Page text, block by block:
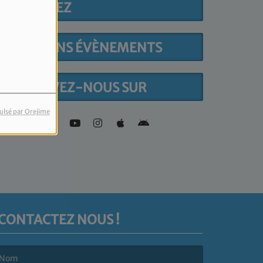
par Orejime
PARTICIPEZ
PROCHAINS ÉVÈNEMENTS
RETROUVEZ-NOUS SUR
NOUS !